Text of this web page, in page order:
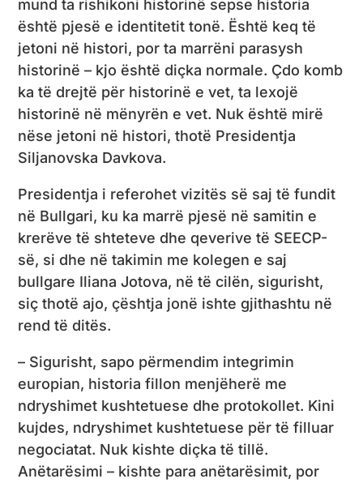
mund ta rishikoni historinë sepse historia
është pjesë e identitetit tonë. Është keq të
jetoni në histori, por ta marrëni parasysh
historinë – kjo është diçka normale. Çdo komb
ka të drejtë për historinë e vet, ta lexojë
historinë në mënyrën e vet. Nuk është mirë
nëse jetoni në histori, thotë Presidentja
Siljanovska Davkova.
Presidentja i referohet vizitës së saj të fundit
në Bullgari, ku ka marrë pjesë në samitin e
krerëve të shteteve dhe qeverive të SEECP-
së, si dhe në takimin me kolegen e saj
bullgare Iliana Jotova, në të cilën, sigurisht,
siç thotë ajo, çështja jonë ishte gjithashtu në
rend të ditës.
– Sigurisht, sapo përmendim integrimin
europian, historia fillon menjëherë me
ndryshimet kushtetuese dhe protokollet. Kini
kujdes, ndryshimet kushtetuese për të filluar
negociatat. Nuk kishte diçka të tillë.
Anëtarësimi – kishte para anëtarësimit, por